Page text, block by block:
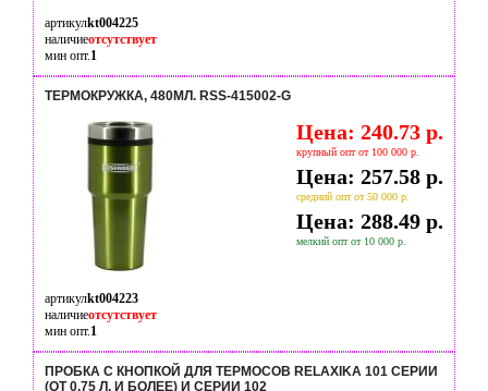
артикулkt004225
наличиеотсутствует
мин опт.1
ТЕРМОКРУЖКА, 480МЛ. RSS-415002-G
Цена: 240.73 р.
крупный опт от 100 000 р.
Цена: 257.58 р.
средний опт от 50 000 р.
Цена: 288.49 р.
мелкий опт от 10 000 р.
артикулkt004223
наличиеотсутствует
мин опт.1
ПРОБКА С КНОПКОЙ ДЛЯ ТЕРМОСОВ RELAXIKA 101 СЕРИИ
(ОТ 0,75 Л. И БОЛЕЕ) И СЕРИИ 102